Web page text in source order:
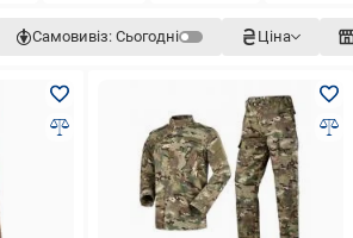
Самовивіз: Сьогодні Ціна